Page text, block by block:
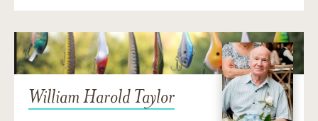
William Harold Taylor